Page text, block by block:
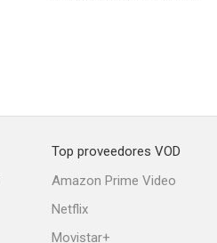
Top proveedores VOD
Amazon Prime Video
Netflix
Movistar+